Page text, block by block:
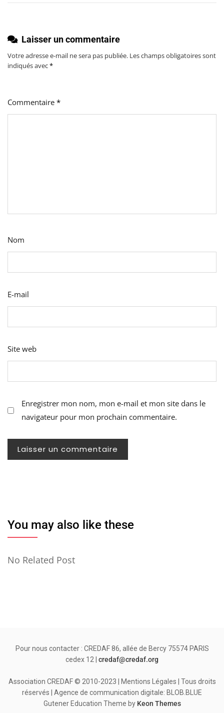
l’article
Laisser un commentaire
Votre adresse e-mail ne sera pas publiée. Les champs obligatoires sont
indiqués avec*
Commentaire *
Nom
E-mail
Site web
Enregistrer mon nom, mon e-mail et mon site dans le
navigateur pour mon prochain commentaire.
You may also like these
No Related Post
Pour nous contacter : CREDAF 86, allée de Bercy 75574 PARIS
cedex 12 | credaf@credaf.org
Association CREDAF © 2010-2023 | Mentions Légales | Tous droits
réservés | Agence de communication digitale: BLOB.BLUE
Gutener Education Theme by Keon Themes